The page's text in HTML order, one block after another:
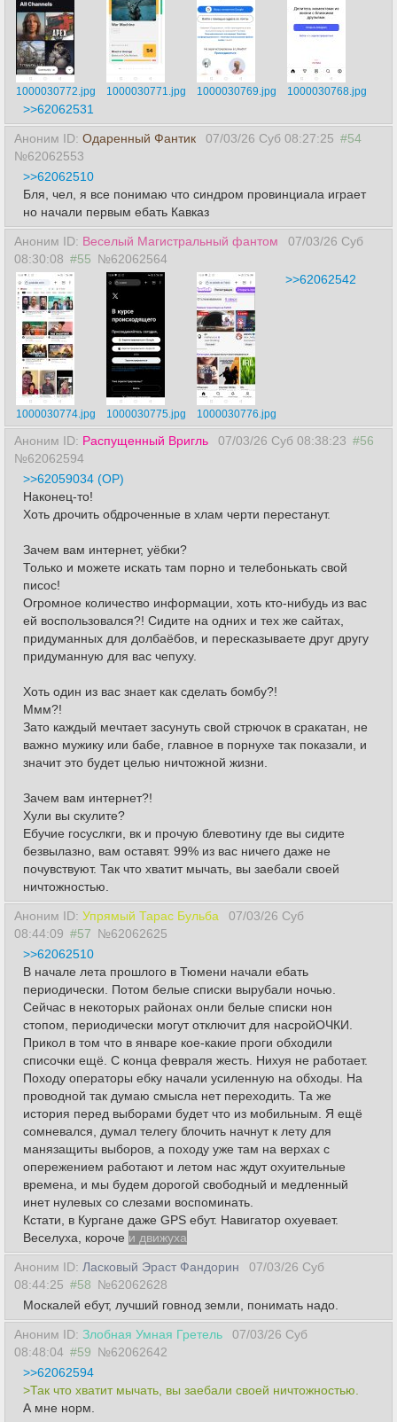
1000030772.jpg 1000030771.jpg 1000030769.jpg 1000030768.jpg
>>62062531
Аноним ID: Одаренный Фантик 07/03/26 Суб 08:27:25 #54
№62062553
>>62062510
Бля, чел, я все понимаю что синдром провинциала играет
но начали первым ебать Кавказ
Аноним ID: Веселый Магистральный фантом
07/03/26 Суб
08:30:08 #55 №62062564
1000030774.jpg 1000030775.jpg 1000030776.jpg
>>62062542
Аноним ID: Распущенный Вригль 07/03/26 Суб 08:38:23 #56
№62062594
>>62059034 (OP)
Наконец-то!
Хоть дрочить обдроченные в хлам черти перестанут.
Зачем вам интернет, уёбки?
Только и можете искать там порно и телебонькать свой
писос!
Огромное количество информации, хоть кто-нибудь из вас
ей воспользовался?! Сидите на одних и тех же сайтах,
придуманных для долбаёбов, и пересказываете друг другу
придуманную для вас чепуху.
Хоть один из вас знает как сделать бомбу?!
Ммм?!
Зато каждый мечтает засунуть свой стрючок в сракатан, не
важно мужику или бабе, главное в порнухе так показали, и
значит это будет целью ничтожной жизни.
Зачем вам интернет?!
Хули вы скулите?
Ебучие госуслкги, вк и прочую блевотину где вы сидите
безвылазно, вам оставят. 99% из вас ничего даже не
почувствуют. Так что хватит мычать, вы заебали своей
ничтожностью.
Аноним ID: Упрямый Тарас Бульба
07/03/26 Суб
08:44:09 #57 №62062625
>>62062510
В начале лета прошлого в Тюмени начали ебать
периодически. Потом белые списки вырубали ночью.
Сейчас в некоторых районах онли белые списки нон
стопом, периодически могут отключит для насройОЧКИ.
Прикол в том что в январе кое-какие проги обходили
списочки ещё. С конца февраля жесть. Нихуя не работает.
Походу операторы ебку начали усиленную на обходы. На
проводной так думаю смысла нет переходить. Та же
история перед выборами будет что из мобильным. Я ещё
сомневался, думал телегу блочить начнут к лету для
манязащиты выборов, а походу уже там на верхах с
опережением работают и летом нас ждут охуительные
времена, и мы будем дорогой свободный и медленный
инет нулевых со слезами воспоминать.
Кстати, в Кургане даже GPS ебут. Навигатор охуевает.
Веселуха, короче и движуха
Аноним ID: Ласковый Эраст Фандорин
07/03/26 Суб
08:44:25 #58 №62062628
Москалей ебут, лучший говнод земли, понимать надо.
Аноним ID: Злобная Умная Гретель
07/03/26 Суб
08:48:04 #59 №62062642
>>62062594
>Так что хватит мычать, вы заебали своей ничтожностью.
А мне норм.